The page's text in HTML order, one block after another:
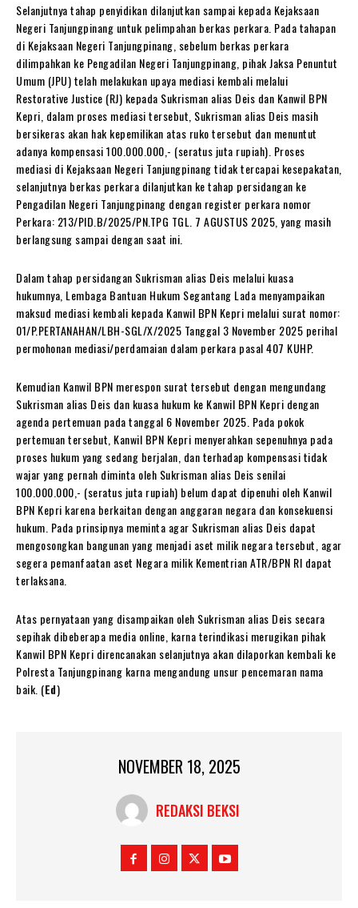
Selanjutnya tahap penyidikan dilanjutkan sampai kepada Kejaksaan
Negeri Tanjungpinang untuk pelimpahan berkas perkara. Pada tahapan
di Kejaksaan Negeri Tanjungpinang, sebelum berkas perkara
dilimpahkan ke Pengadilan Negeri Tanjungpinang, pihak Jaksa Penuntut
Umum (JPU) telah melakukan upaya mediasi kembali melalui
Restorative Justice (RJ) kepada Sukrisman alias Deis dan Kanwil BPN
Kepri, dalam proses mediasi tersebut, Sukrisman alias Deis masih
bersikeras akan hak kepemilikan atas ruko tersebut dan menuntut
adanya kompensasi 100.000.000,- (seratus juta rupiah). Proses
mediasi di Kejaksaan Negeri Tanjungpinang tidak tercapai kesepakatan,
selanjutnya berkas perkara dilanjutkan ke tahap persidangan ke
Pengadilan Negeri Tanjungpinang dengan register perkara nomor
Perkara: 213/PID.B/2025/PN.TPG TGL. 7 AGUSTUS 2025, yang masih
berlangsung sampai dengan saat ini.
Dalam tahap persidangan Sukrisman alias Deis melalui kuasa
hukumnya, Lembaga Bantuan Hukum Segantang Lada menyampaikan
maksud mediasi kembali kepada Kanwil BPN Kepri melalui surat nomor:
01/P.PERTANAHAN/LBH-SGL/X/2025 Tanggal 3 November 2025 perihal
permohonan mediasi/perdamaian dalam perkara pasal 407 KUHP.
Kemudian Kanwil BPN merespon surat tersebut dengan mengundang
Sukrisman alias Deis dan kuasa hukum ke Kanwil BPN Kepri dengan
agenda pertemuan pada tanggal 6 November 2025. Pada pokok
pertemuan tersebut, Kanwil BPN Kepri menyerahkan sepenuhnya pada
proses hukum yang sedang berjalan, dan terhadap kompensasi tidak
wajar yang pernah diminta oleh Sukrisman alias Deis senilai
100.000.000,- (seratus juta rupiah) belum dapat dipenuhi oleh Kanwil
BPN Kepri karena berkaitan dengan anggaran negara dan konsekuensi
hukum. Pada prinsipnya meminta agar Sukrisman alias Deis dapat
mengosongkan bangunan yang menjadi aset milik negara tersebut, agar
segera pemanfaatan aset Negara milik Kementrian ATR/BPN RI dapat
terlaksana.
Atas pernyataan yang disampaikan oleh Sukrisman alias Deis secara
sepihak dibeberapa media online, karna terindikasi merugikan pihak
Kanwil BPN Kepri direncanakan selanjutnya akan dilaporkan kembali ke
Polresta Tanjungpinang karna mengandung unsur pencemaran nama
baik. (Ed)
NOVEMBER 18, 2025
REDAKSI BEKSI